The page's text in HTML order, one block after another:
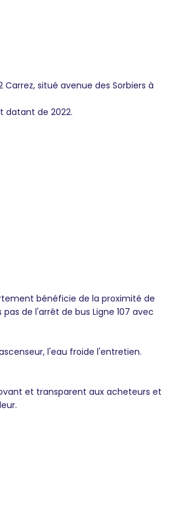
situé avenue des Sorbiers à
datant de 2022.
bénéficie de la proximité de
de l'arrêt de bus Ligne 107 avec
l'eau froide l'entretien.
et transparent aux acheteurs et